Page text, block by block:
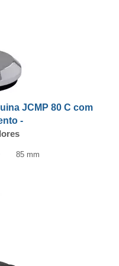
JCMP 80 C com
-
85 mm